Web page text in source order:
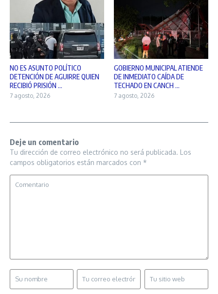
NO ES ASUNTO POLÍTICO
DETENCIÓN DE AGUIRRE QUIEN
RECIBIÓ PRISIÓN ...
7 agosto, 2026
GOBIERNO MUNICIPAL ATIENDE
DE INMEDIATO CAÍDA DE
TECHADO EN CANCH ...
7 agosto, 2026
Deje un comentario
Tu dirección de correo electrónico no será publicada. Los
campos obligatorios están marcados con *